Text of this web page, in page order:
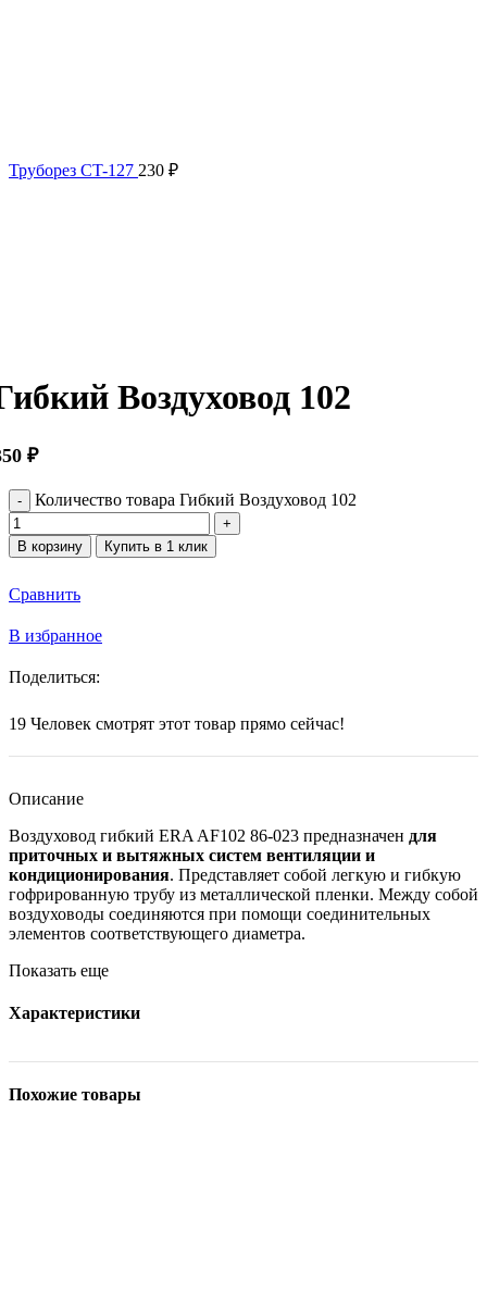
Труборез CT-127 230 ₽
Воздуховод 102
₽
Количество товара Гибкий Воздуховод 102
В корзину Купить в 1 клик
Сравнить
В избранное
Поделиться:
19 Человек смотрят этот товар прямо сейчас!
Описание
Воздуховод гибкий ERA AF102 86-023 предназначен для
приточных и вытяжных систем вентиляции и
кондиционирования. Представляет собой легкую и гибкую
гофрированную трубу из металлической пленки. Между собой
воздуховоды соединяются при помощи соединительных
элементов соответствующего диаметра.
Показать еще
Характеристики
Похожие товары